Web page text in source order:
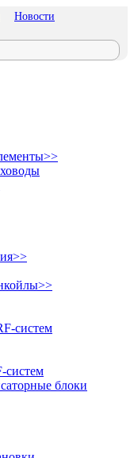
Новости
>>
>>
>>
систем
систем
блоки